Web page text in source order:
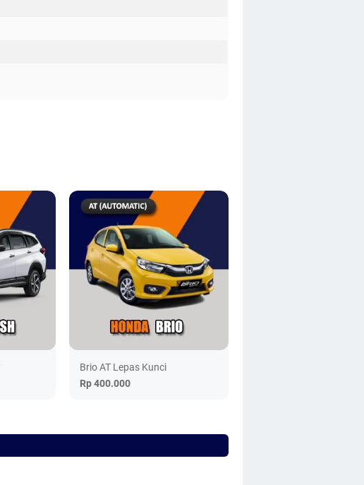
Brio AT Lepas Kunci
Rp 400.000